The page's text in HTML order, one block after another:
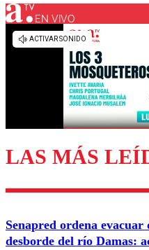
Los comentarios son
EN VIVO
LAS MÁS
Senapred ordena evacuar
desborde del río Damas: